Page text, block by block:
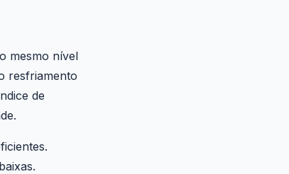
mesmo nível
resfriamento
de